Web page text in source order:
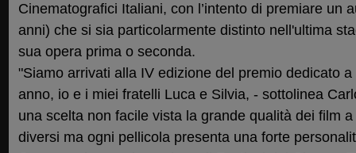
Cinematografici Italiani, con l’intento di premiare un
anni) che si sia particolarmente distinto nell'ultima
sua opera prima o seconda.
"Siamo arrivati alla IV edizione del premio dedicato
anno, io e i miei fratelli Luca e Silvia, - sottolinea
una scelta non facile vista la grande qualità dei film
diversi ma ogni pellicola presenta una forte